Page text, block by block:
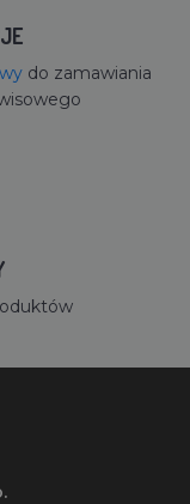
do zamawiania